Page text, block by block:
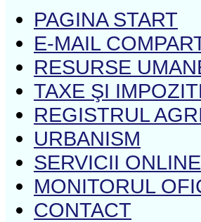
PAGINA START
E-MAIL
RESURSE
TAXE ŞI
REGISTRUL
URBANISM
SERVICII ONLINE
MONITORUL
CONTACT